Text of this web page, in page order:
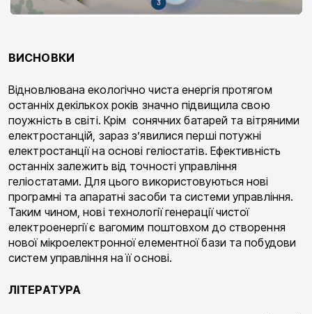
ВИСНОВКИ
Відновлювана екологічно чиста енергія протягом
останніх декількох років значно підвищила свою
поужність в світі. Крім сонячних батарей та вітряними
електростанцій, зараз з’явилися перші потужні
електростанції на основі геліостатів. Ефективність
останніх залежить від точності управління
геліостатами. Для цього використовуються нові
програмні та апаратні засоби та системи управління.
Таким чином, нові технології генерації чистої
електроенергії є вагомим поштовхом до створення
нової мікроелектронної елементної бази та побудови
систем управління на її основі.
ЛІТЕРАТУРА